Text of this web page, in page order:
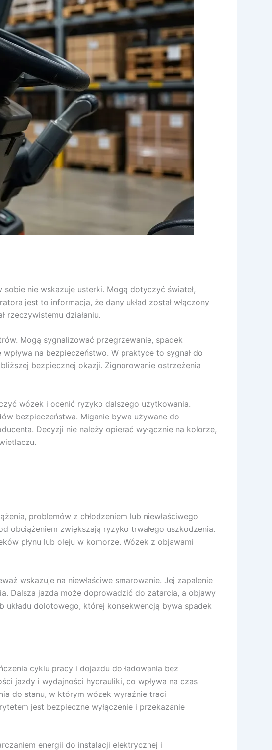
nie wskazuje usterki. Mogą dotyczyć świateł,
jest to informacja, że dany układ został włączony
rzeczywistemu działaniu.
Mogą sygnalizować przegrzewanie, spadek
na bezpieczeństwo. W praktyce to sygnał do
bezpiecznej okazji. Zignorowanie ostrzeżenia
wózek i ocenić ryzyko dalszego użytkowania.
bezpieczeństwa. Miganie bywa używane do
Decyzji nie należy opierać wyłącznie na kolorze,
problemów z chłodzeniem lub niewłaściwego
obciążeniem zwiększają ryzyko trwałego uszkodzenia.
płynu lub oleju w komorze. Wózek z objawami
wskazuje na niewłaściwe smarowanie. Jej zapalenie
Dalsza jazda może doprowadzić do zatarcia, a objawy
układu dolotowego, której konsekwencją bywa spadek
cyklu pracy i dojazdu do ładowania bez
jazdy i wydajności hydrauliki, co wpływa na czas
do stanu, w którym wózek wyraźnie traci
jest bezpieczne wyłączenie i przekazanie
energii do instalacji elektrycznej i